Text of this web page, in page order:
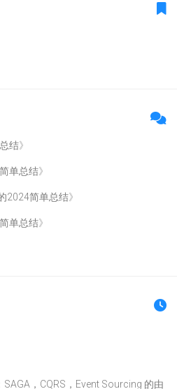
结》
单总结》
2024简单总结》
单总结》
，CQRS，Event Sourcing 的由